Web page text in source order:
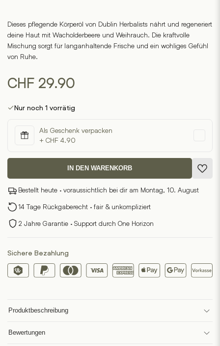
Dieses pflegende Körperöl von Dublin Herbalists nährt und regeneriert
deine Haut mit Wacholderbeere und Weihrauch. Die kraftvolle
Mischung sorgt für langanhaltende Frische und ein wohliges Gefühl
von Ruhe.
CHF 29.90
Nur noch 1 vorrätig
Als Geschenk verpacken
+ CHF 4.90
IN DEN WARENKORB
Bestellt heute · voraussichtlich bei dir am Montag, 10. August
14 Tage Rückgaberecht · fair & unkompliziert
2 Jahre Garantie · Support durch One Horizon
Sichere Bezahlung
Produktbeschreibung
Bewertungen